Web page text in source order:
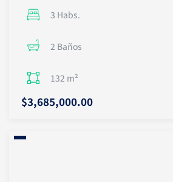
3 Habs.
2 Baños
132 m²
$3,685,000.00